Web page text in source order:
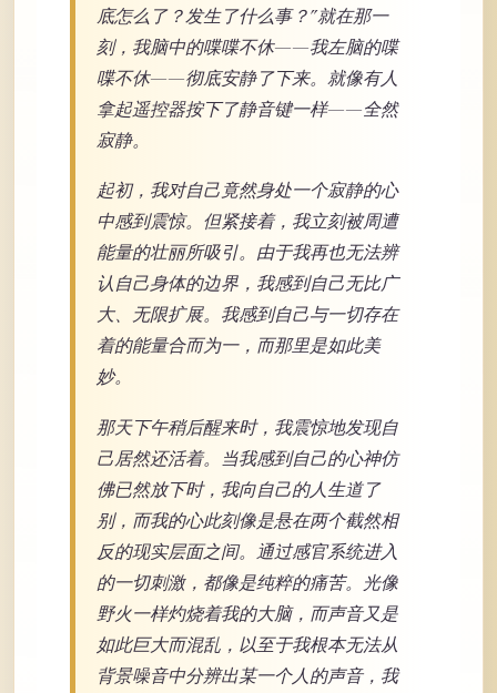
底怎么了？发生了什么事？”就在那一
刻，我脑中的喋喋不休——我左脑的喋
喋不休——彻底安静了下来。就像有人
拿起遥控器按下了静音键一样——全然
寂静。
起初，我对自己竟然身处一个寂静的心
中感到震惊。但紧接着，我立刻被周遭
能量的壮丽所吸引。由于我再也无法辨
认自己身体的边界，我感到自己无比广
大、无限扩展。我感到自己与一切存在
着的能量合而为一，而那里是如此美
妙。
那天下午稍后醒来时，我震惊地发现自
己居然还活着。当我感到自己的心神仿
佛已然放下时，我向自己的人生道了
别，而我的心此刻像是悬在两个截然相
反的现实层面之间。通过感官系统进入
的一切刺激，都像是纯粹的痛苦。光像
野火一样灼烧着我的大脑，而声音又是
如此巨大而混乱，以至于我根本无法从
背景噪音中分辨出某一个人的声音，我